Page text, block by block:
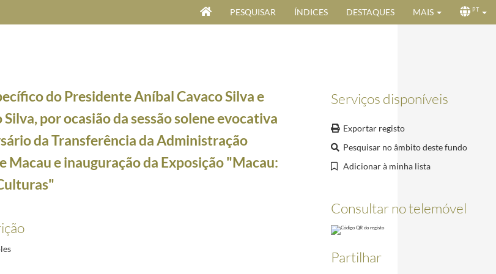
PESQUISAR ÍNDICES DESTAQUES MAIS PT
do Corpo Diplomático Português
da entrada em vigor do Tratado de Lisboa
da inauguração da exposição de Natal "Alegrem-se os Céus e a Terra"
do 3.º Encontro Rede PME Inovação COTEC
de posse do Vogal da Comissão Nacional para as Comemorações do Centenário da República, Rui Vieira Nery2009-12-15/2009-12-15
Serviços disponíveis
Exportar registo
Pesquisar no âmbito deste fundo
Adicionar à minha lista
Consultar no telemóvel
Partilhar
do Presidente Aníbal Cavaco Silva e
por ocasião da sessão solene evocativa
da Transferência da Administração
Macau e inauguração da Exposição "Macau: